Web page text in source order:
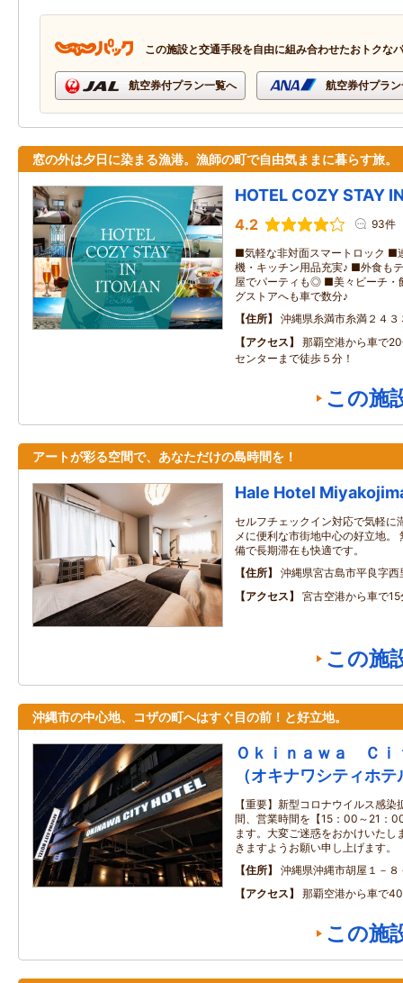
この施設と交通手段を自由に組み合わせたおトクな
航空券付プラン一覧へ 航空券付プラ
窓の外は夕日に染まる漁港。漁師の町で自由気ままに暮らす旅。
HOTEL COZY STAY
4.2 93件
■気軽な非対面スマートロック ■
機・キッチン用品充実♪ ■外食も
屋でパーティも◎ ■美々ビーチ・
グストアへも車で数分♪
住所
沖縄県糸満市糸満２４３
アクセス
那覇空港から車で
センターまで徒歩５分！
この施
アートが彩る空間で、あなただけの島時間を！
Hale Hotel
セルフチェックイン対応で気軽に
メに便利な市街地中心の好立地。
備で長期滞在も快適です。
住所
沖縄県宮古島市平良字西
アクセス
宮古空港から車で15
この施
沖縄市の中心地、コザの町へはすぐ目の前！と好立地。
Ｏｋｉｎａｗａ Ｃ
（オキナワシティホテ
【重要】新型コロナウイルス感
間、営業時間を【15：00～21：
ます。大変ご迷惑をおかけいたし
きますようお願い申し上げます。
住所
沖縄県沖縄市胡屋１－８
アクセス
那覇空港から車で
この施